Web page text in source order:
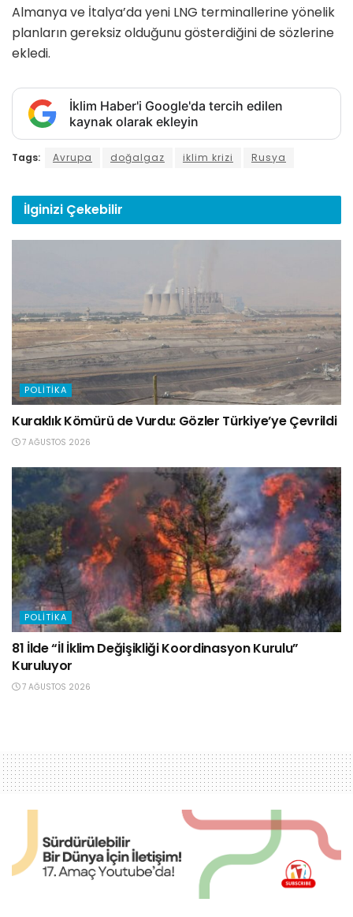
Almanya ve İtalya’da yeni LNG terminallerine yönelik
planların gereksiz olduğunu gösterdiğini de sözlerine
ekledi.
İklim Haber'i Google'da tercih edilen
kaynak olarak ekleyin
Tags: Avrupa doğalgaz iklim krizi Rusya
İlginizi Çekebilir
POLITIKA
Kuraklık Kömürü de Vurdu: Gözler Türkiye’ye Çevrildi
7 AĞUSTOS 2026
POLITIKA
81 İlde “İl İklim Değişikliği Koordinasyon Kurulu”
Kuruluyor
7 AĞUSTOS 2026